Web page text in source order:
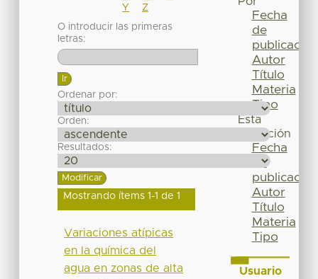
Y
Z
O introducir las primeras
letras:
Ordenar por:
Orden:
Resultados:
Mostrando ítems 1-1 de 1
Variaciones atípicas
en la química del
agua en zonas de alta
Fecha
de
publicación
Autor
Título
Materia
Tipo
Esta
colección
Fecha
de
publicación
Autor
Título
Materia
Tipo
Usuario